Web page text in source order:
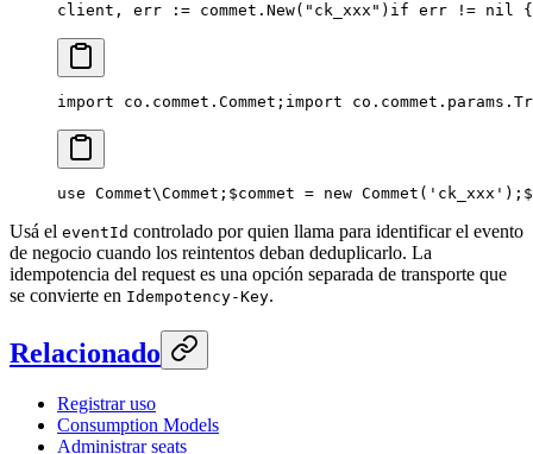
client, err := commet.New("ck_xxx") if err != nil {
import co.commet.Commet; import
use Commet\Commet; $commet = new Commet('ck_xxx');
Usá el eventId controlado por quien llama para identificar el evento
de negocio cuando los reintentos deban deduplicarlo. La
idempotencia del request es una opción separada de transporte que
se convierte en Idempotency-Key.
Relacionado
Registrar uso
Consumption Models
Administrar seats